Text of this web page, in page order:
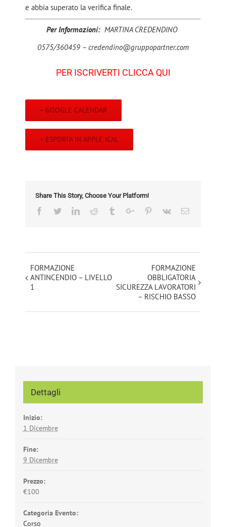
e abbia superato la verifica finale.
Per Informazioni: MARTINA CREDENDINO
0575/360459 – credendino@gruppopartner.com
PER ISCRIVERTI CLICCA QUI
+ GOOGLE CALENDAR
+ ESPORTA IN APPLE ICAL
Share This Story, Choose Your Platform!
Facebook
TwitterLinkedinReddit TumblrGoogle+Pinterest
Vk Email
Evento
Navigation
FORMAZIONE
ANTINCENDIO – LIVELLO
1
FORMAZIONE
OBBLIGATORIA
SICUREZZA LAVORATORI
– RISCHIO BASSO
Dettagli
Inizio:
1 Dicembre
Fine:
9 Dicembre
Prezzo:
€100
Categoria Evento:
Corso